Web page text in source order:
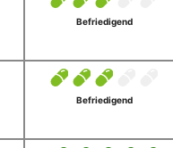
Befriedigend
Befriedigend